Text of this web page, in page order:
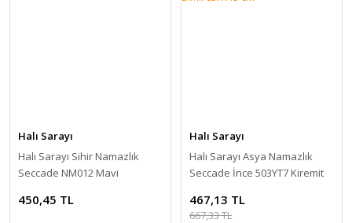
Halı Sarayı
Halı Sarayı Sihir Namazlık
Seccade NM012 Mavi
450,45 TL
Halı Sarayı
Halı Sarayı Asya Namazlık
Seccade İnce 503YT7 Kiremit
467,13 TL
667,33 TL